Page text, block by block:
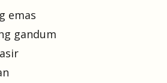
emas
gandum